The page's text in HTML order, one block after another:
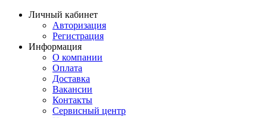
Личный кабинет
Авторизация
Регистрация
Информация
О компании
Оплата
Доставка
Вакансии
Контакты
Сервисный центр